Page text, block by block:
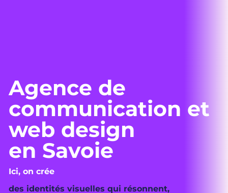
Agence de
communication et
web design
en Savoie
Ici, on crée
des identités visuelles qui résonnent,